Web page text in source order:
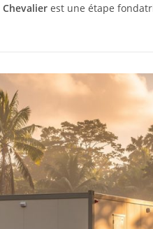
Chevalier est une étape